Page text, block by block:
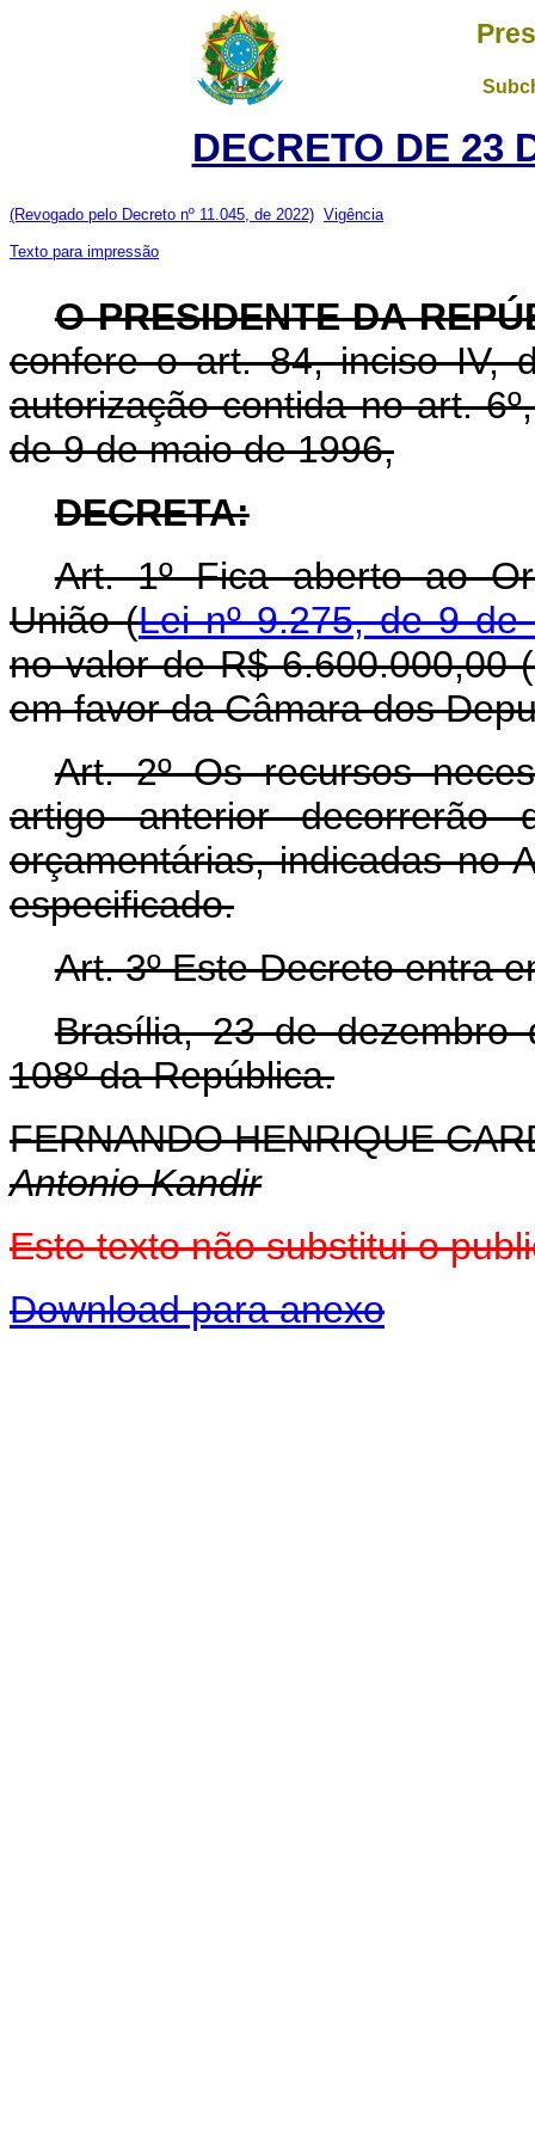
DECRETO DE 23
(Revogado pelo Decreto nº 11.045, de 2022) Vigência
Texto para impressão
O PRESIDENTE DA
confere o art. 84, inciso IV,
autorização contida no art.
de 9 de maio de 1996,
DECRETA:
Art. 1º Fica aberto ao
União (Lei nº 9.275, de 9 de
no valor de R$ 6.600.000,00
em favor da Câmara dos
Art. 2º Os recursos
artigo anterior decorrerão
orçamentárias, indicadas no
especificado.
Art. 3º Este Decreto entra
Brasília, 23 de dezembro
108º da República.
FERNANDO HENRIQUE
Antonio Kandir
Este texto não substitui o
Download para anexo